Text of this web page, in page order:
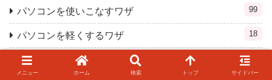
パソコンを使いこなすワザ 99
パソコンを軽くするワザ 18
ブログ運営・管理 21
メニュー ホーム 検索 トップ サイドバー